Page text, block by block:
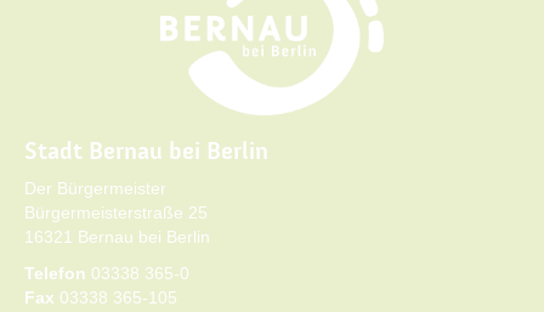
Stadt Bernau bei Berlin
Der Bürgermeister
Bürgermeisterstraße 25
16321 Bernau bei Berlin
Telefon 03338 365-0
Fax 03338 365-105